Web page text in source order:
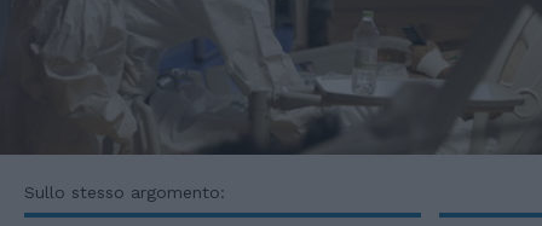
Sullo stesso argomento: